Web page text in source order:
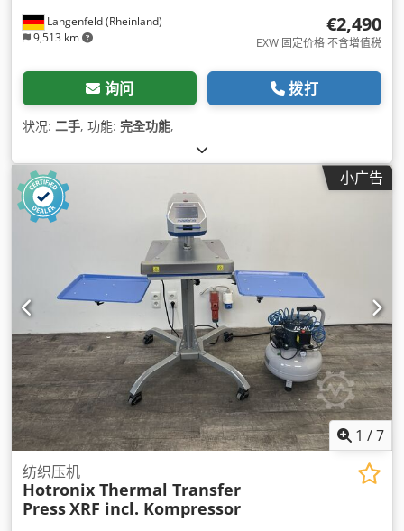
Langenfeld (Rheinland)
9,513 km
€2,490
EXW 固定价格 不含增值税
询问 拨打
状况: 二手, 功能: 完全功能,
小广告
1 /7
纺织压机
Hotronix Thermal Transfer
PressXRF incl. Kompressor